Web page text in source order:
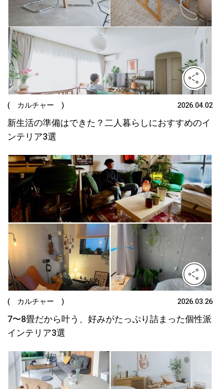
( カルチャー ) 2026.04.02
新生活の準備はできた？二人暮らしにおすすめのイ
ンテリア3選
( カルチャー ) 2026.03.26
7〜8畳だから叶う、好みがたっぷり詰まった個性派
インテリア3選